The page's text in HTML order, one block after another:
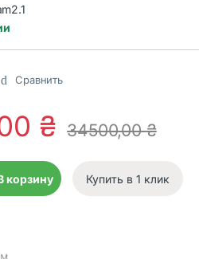
Сравнить
₴ 34500,00₴
2.1 32 до 48 мм quantity
корзину
Купить в 1 клик